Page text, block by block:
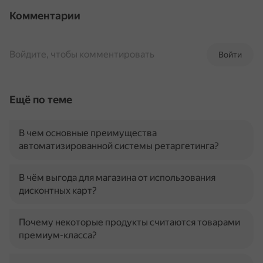
Комментарии
Войти
Войдите, чтобы комментировать
Ещё по теме
В чем основные преимущества
автоматизированной системы ретаргетинга?
В чём выгода для магазина от использования
дисконтных карт?
Почему некоторые продукты считаются товарами
премиум-класса?